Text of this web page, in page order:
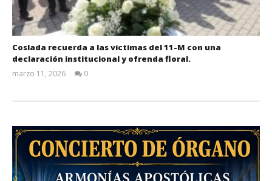
Coslada recuerda a las víctimas del 11-M con una
declaración institucional y ofrenda floral.
marzo 11, 2026
0